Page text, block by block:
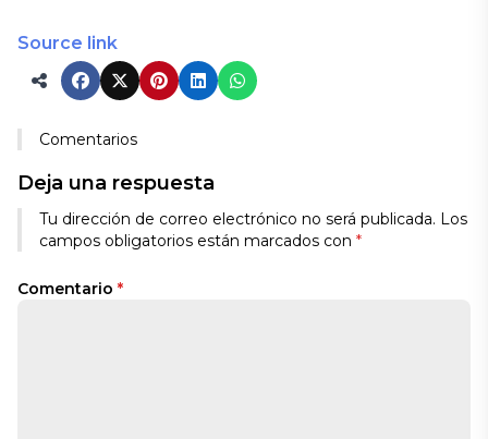
Source link
Comentarios
Deja una respuesta
Tu dirección de correo electrónico no será publicada. Los
campos obligatorios están marcados con *
Comentario *